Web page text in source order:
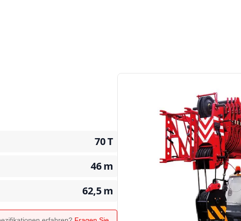
70T
46m
62,5m